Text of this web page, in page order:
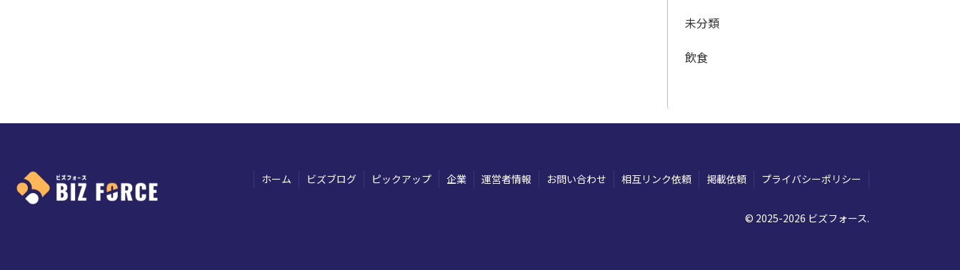
未分類
飲食
ホーム ビズブログ ピックアップ 企業 運営者情報 お問い合わせ 相互リンク依頼 掲載依頼 プライバシーポリシー
© 2025-2026 ビズフォース.